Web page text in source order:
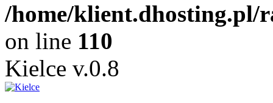
/home/klient.dhosting.pl/
on line 110
Kielce v.0.8